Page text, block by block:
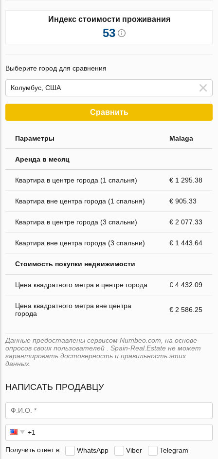
Индекс стоимости проживания
53
Выберите город для сравнения
Сравнить
Параметры Malaga
Аренда в месяц
Квартира в центре города (1 спальня) € 1 295.38
Квартира вне центра города (1 спальня) € 905.33
Квартира в центре города (3 спальни) € 2 077.33
Квартира вне центра города (3 спальни) € 1 443.64
Стоимость покупки недвижимости
Цена квадратного метра в центре города € 4 432.09
Цена квадратного метра вне центра
города
€ 2 586.25
Данные предоставлены сервисом Numbeo.com, на основе
опросов своих пользователей . Spain-Real.Estate не может
гарантировать достоверность и правильность этих
данных.
НАПИСАТЬ ПРОДАВЦУ
Получить ответ в WhatsApp Viber Telegram